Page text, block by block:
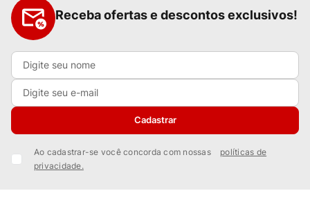
Receba ofertas e descontos exclusivos!
Cadastrar
Ao cadastrar-se você concorda com nossas
políticas de
privacidade.